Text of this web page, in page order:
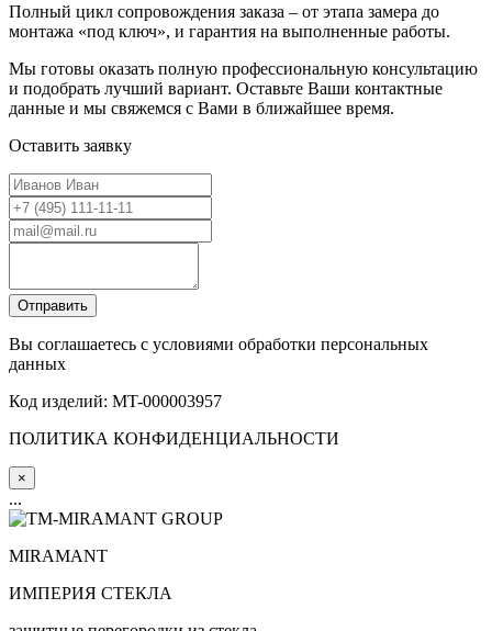
Полный цикл сопровождения заказа – от этапа замера до
монтажа «под ключ», и гарантия на выполненные работы.
Мы готовы оказать полную профессиональную консультацию
и подобрать лучший вариант. Оставьте Ваши контактные
данные и мы свяжемся с Вами в ближайшее время.
Оставить заявку
Вы соглашаетесь с условиями обработки персональных
данных
Код изделий: MT-000003957
ПОЛИТИКА КОНФИДЕНЦИАЛЬНОСТИ
×
...
MIRAMANT
ИМПЕРИЯ СТЕКЛА